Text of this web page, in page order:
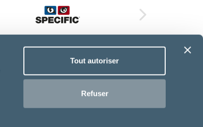
Tout autoriser
Refuser